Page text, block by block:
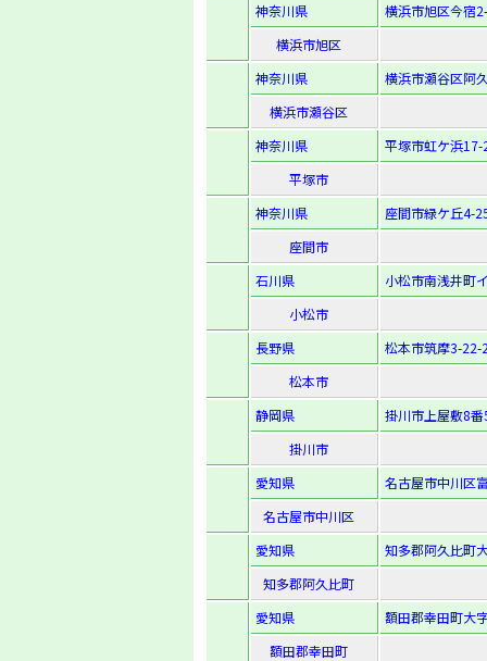
神奈川県
横浜市旭区今宿
横浜市旭区
神奈川県
横浜市瀬谷区阿
横浜市瀬谷区
神奈川県
平塚市虹ケ浜17-
平塚市
神奈川県
座間市緑ケ丘4-
座間市
石川県
小松市南浅井町
小松市
長野県
松本市筑摩3-22-
松本市
静岡県
掛川市上屋敷8番
掛川市
愛知県
名古屋市中川区
名古屋市中川区
愛知県
知多郡阿久比町
知多郡阿久比町
愛知県
額田郡幸田町大
額田郡幸田町